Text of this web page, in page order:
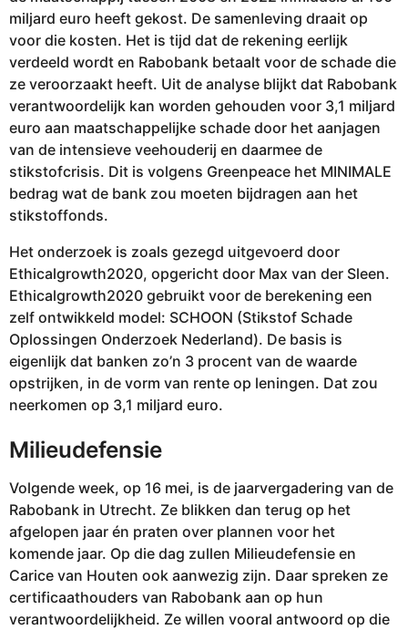
miljard euro heeft gekost. De samenleving draait op
voor die kosten. Het is tijd dat de rekening eerlijk
verdeeld wordt en Rabobank betaalt voor de schade die
ze veroorzaakt heeft. Uit de analyse blijkt dat Rabobank
verantwoordelijk kan worden gehouden voor 3,1 miljard
euro aan maatschappelijke schade door het aanjagen
van de intensieve veehouderij en daarmee de
stikstofcrisis. Dit is volgens Greenpeace het MINIMALE
bedrag wat de bank zou moeten bijdragen aan het
stikstoffonds.
Het onderzoek is zoals gezegd uitgevoerd door
Ethicalgrowth2020, opgericht door Max van der Sleen.
Ethicalgrowth2020 gebruikt voor de berekening een
zelf ontwikkeld model: SCHOON (Stikstof Schade
Oplossingen Onderzoek Nederland). De basis is
eigenlijk dat banken zo’n 3 procent van de waarde
opstrijken, in de vorm van rente op leningen. Dat zou
neerkomen op 3,1 miljard euro.
Milieudefensie
Volgende week, op 16 mei, is de jaarvergadering van de
Rabobank in Utrecht. Ze blikken dan terug op het
afgelopen jaar én praten over plannen voor het
komende jaar. Op die dag zullen Milieudefensie en
Carice van Houten ook aanwezig zijn. Daar spreken ze
certificaathouders van Rabobank aan op hun
verantwoordelijkheid. Ze willen vooral antwoord op die